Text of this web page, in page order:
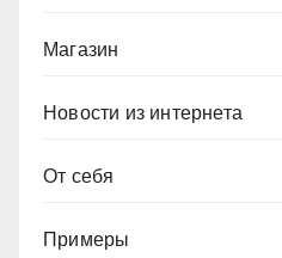
Магазин
Новости из интернета
От себя
Примеры